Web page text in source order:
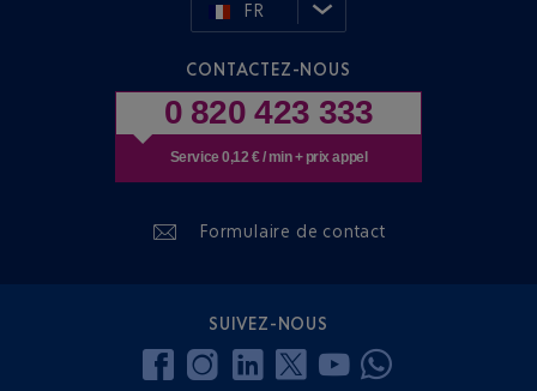
FR
CONTACTEZ-NOUS
0 820 423 333
Service 0,12 € / min + prix appel
Formulaire de contact
SUIVEZ-NOUS